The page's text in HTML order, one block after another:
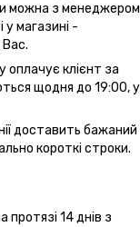
можна з менеджером
магазині -
оплачує клієнт за
щодня до 19:00, у
доставить бажаний
короткі строки.
протязі 14 днів з